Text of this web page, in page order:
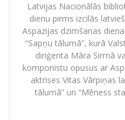
Latvijas Nacionālās
dienu pirms izcilās
Aspazijas dzimšanas
“Sapņu tālumā”, kurā
diriģenta Māra Sirmā
komponistu opusus ar
aktrises Vitas Vārpiņas
tālumā” un “Mēness